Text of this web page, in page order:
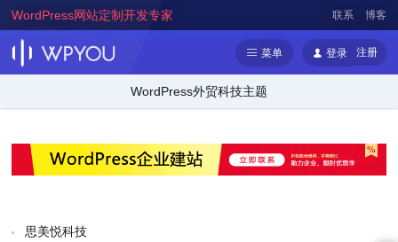
WordPress网站定制开发专家 联系 博客
菜单 登录 注册
WordPress外贸科技主题
思美悦科技